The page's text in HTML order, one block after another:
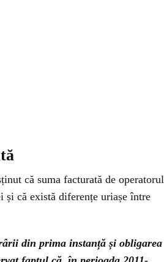
că suma facturată de operatorul
că există diferențe uriașe între
din prima instanță și obligarea